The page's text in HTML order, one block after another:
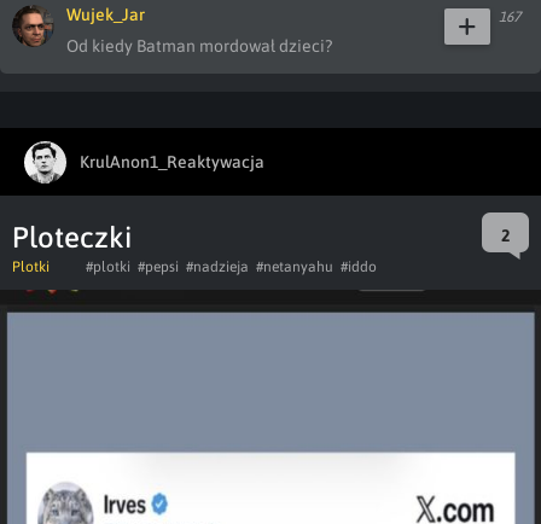
Wujek_Jar
Od kiedy Batman mordował dzieci?
167
KrulAnon1_Reaktywacja
Ploteczki 2
Plotki #plotki #pepsi #nadzieja #netanyahu #iddo